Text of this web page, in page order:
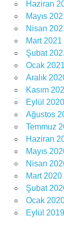
Haziran
Mayıs
Nisan
Mart 2021
Şubat
Ocak 2021
Aralık
Kasım
Eylül 2020
Ağustos
Temmuz
Haziran
Mayıs
Nisan
Mart 2020
Şubat
Ocak
Eylül 2019